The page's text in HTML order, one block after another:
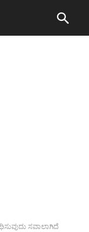
ಸವಾಲಾಗಿದೆ